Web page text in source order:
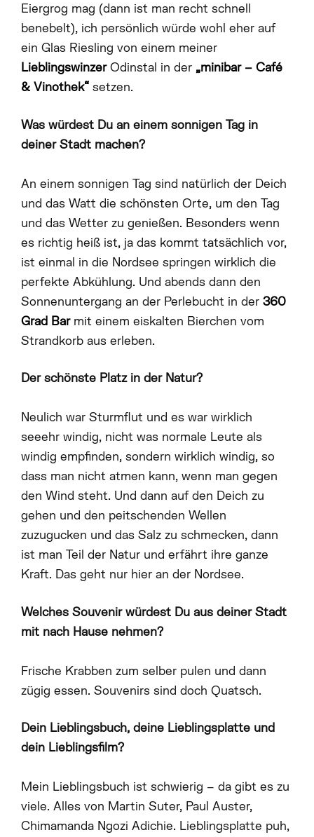
Eiergrog mag (dann ist man recht schnell
benebelt), ich persönlich würde wohl eher auf
ein Glas Riesling von einem meiner
LieblingswinzerOdinstal in der „minibar – Café
& Vinothek“ setzen.
Was würdest Du an einem sonnigen Tag in
deiner Stadt machen?
An einem sonnigen Tag sind natürlich der Deich
und das Watt die schönsten Orte, um den Tag
und das Wetter zu genießen. Besonders wenn
es richtig heiß ist, ja das kommt tatsächlich vor,
ist einmal in die Nordsee springen wirklich die
perfekte Abkühlung. Und abends dann den
Sonnenuntergang an der Perlebucht in der 360
Grad Barmit einem eiskalten Bierchen vom
Strandkorb aus erleben.
Der schönste Platz in der Natur?
Neulich war Sturmflut und es war wirklich
seeehr windig, nicht was normale Leute als
windig empfinden, sondern wirklich windig, so
dass man nicht atmen kann, wenn man gegen
den Wind steht. Und dann auf den Deich zu
gehen und den peitschenden Wellen
zuzugucken und das Salz zu schmecken, dann
ist man Teil der Natur und erfährt ihre ganze
Kraft. Das geht nur hier an der Nordsee.
Welches Souvenir würdest Du aus deiner Stadt
mit nach Hause nehmen?
Frische Krabben zum selber pulen und dann
zügig essen. Souvenirs sind doch Quatsch.
Dein Lieblingsbuch, deine Lieblingsplatte und
dein Lieblingsfilm?
Mein Lieblingsbuch ist schwierig – da gibt es zu
viele. Alles von Martin Suter, Paul Auster,
Chimamanda Ngozi Adichie. Lieblingsplatte puh,